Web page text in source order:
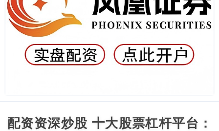
配资资深炒股 十大股票杠杆平台：